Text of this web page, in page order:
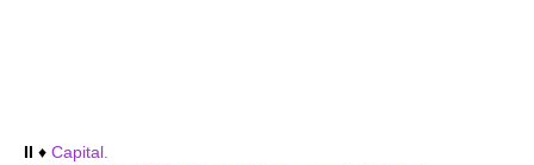
II ♦ Capital.